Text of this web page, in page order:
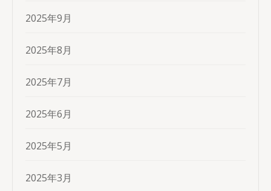
2025年9月
2025年8月
2025年7月
2025年6月
2025年5月
2025年3月